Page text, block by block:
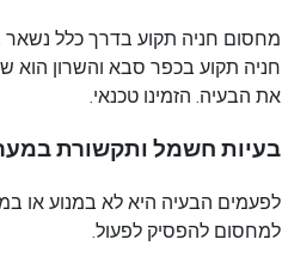
מחסום חניה תקוע בדרך כלל נשאר
חניה תקוע בכפר סבא והשרון הוא
את הבעיה. הזמינו טכנאי.
בעיות חשמל ותקשורת
לפעמים הבעיה היא לא במנוע או
למחסום להפסיק לפעול.